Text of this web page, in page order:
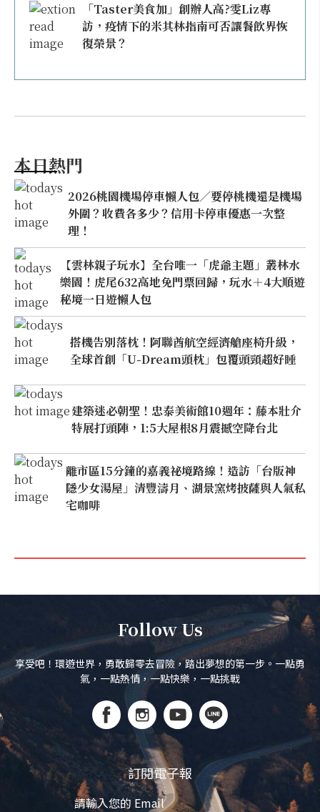
「Taster美食加」創辦人高?雯Liz專
訪，疫情下的米其林指南可否讓餐飲界恢
復榮景？
本日熱門
2026桃園機場停車懶人包／要停桃機還是機場
外圍？收費各多少？信用卡停車優惠一次整
理！
【雲林親子玩水】全台唯一「虎爺主題」叢林水
樂園！虎尾632高地免門票回歸，玩水＋4大順遊
秘境一日遊懶人包
搭機告別落枕！阿聯酋航空經濟艙座椅升級，
全球首創「U-Dream頭枕」包覆頭頸超好睡
建築迷必朝聖！忠泰美術館10週年：藤本壯介
特展打頭陣，1:5大屋根8月震撼空降台北
離市區15分鐘的嘉義祕境路線！造訪「台版神
隱少女湯屋」清豐濤月、湖景窯烤披薩與人氣私
宅咖啡
Follow Us
享受吧！環遊世界，勇敢歸零去冒險，踏出夢想的第一步。一點勇
氣，一點熱情，一點快樂，一點挑戰
訂閱電子報